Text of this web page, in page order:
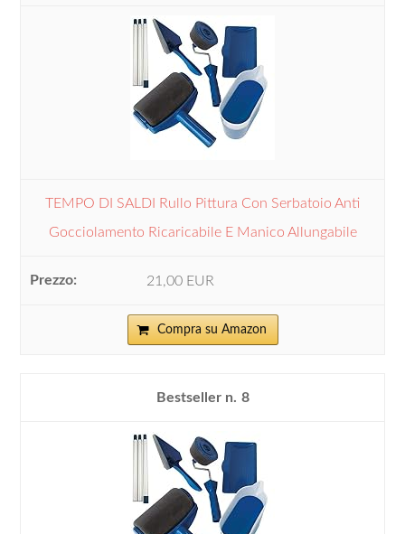
TEMPO DI SALDI Rullo Pittura Con Serbatoio Anti
Gocciolamento Ricaricabile E Manico Allungabile
21,00 EUR
Compra su Amazon
8